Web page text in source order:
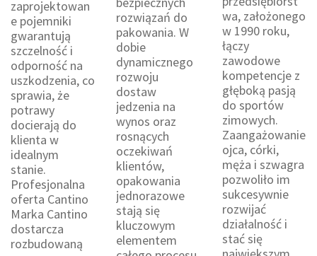
zaprojektowan
e pojemniki
gwarantują
szczelność i
odporność na
uszkodzenia, co
sprawia, że
potrawy
docierają do
klienta w
idealnym
stanie.
Profesjonalna
oferta Cantino
Marka Cantino
dostarcza
rozbudowaną
rozwiązań do
pakowania. W
dobie
dynamicznego
rozwoju
dostaw
jedzenia na
wynos oraz
rosnących
oczekiwań
klientów,
opakowania
jednorazowe
stają się
kluczowym
elementem
wa, założonego
w 1990 roku,
łączy
zawodowe
kompetencje z
głęboką pasją
do sportów
zimowych.
Zaangażowanie
ojca, córki,
męża i szwagra
pozwoliło im
sukcesywnie
rozwijać
działalność i
stać się